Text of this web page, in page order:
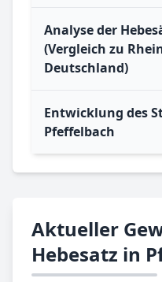
Analyse der
(Vergleich zu
Deutschland)
Entwicklung des
Pfeffelbach
Aktueller
Hebesatz in